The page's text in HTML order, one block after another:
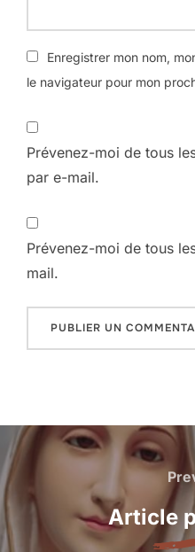
Enregistrer mon nom,
le navigateur pour mon
Prévenez-moi de tous
par e-mail.
Prévenez-moi de tous
mail.
Navigation
de
l’article
Article